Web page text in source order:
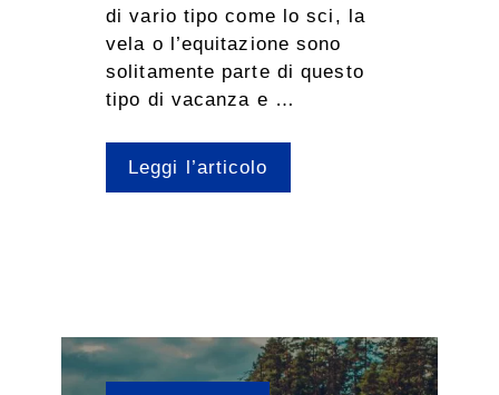
di vario tipo come lo sci, la
vela o l’equitazione sono
solitamente parte di questo
tipo di vacanza e …
Leggi l’articolo